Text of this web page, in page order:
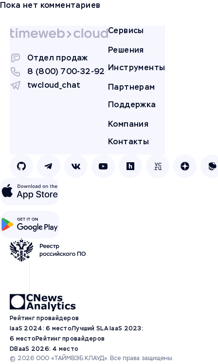
Пока нет комментариев
Отдел продаж
8 (800) 700-32-92
twcloud_chat
Сервисы
Решения
Инструменты
Партнерам
Поддержка
Компания
Контакты
Рейтинг провайдеров
IaaS 2024: 6 местоЛучший SLA IaaS 2023:
6 местоРейтинг провайдеров
DBaaS 2026: 4 место
© 2026 ООО «ТАЙМВЭБ.КЛАУД». Все права защищены.